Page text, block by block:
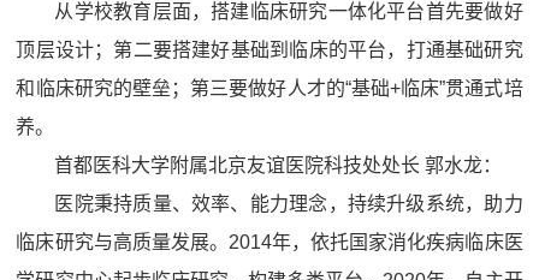
从学校教育层面，搭建临床研究一体化平台首先要做好
顶层设计；第二要搭建好基础到临床的平台，打通基础研究
和临床研究的壁垒；第三要做好人才的“基础+临床”贯通式培
养。
首都医科大学附属北京友谊医院科技处处长 郭水龙：
医院秉持质量、效率、能力理念，持续升级系统，助力
临床研究与高质量发展。2014年，依托国家消化疾病临床医